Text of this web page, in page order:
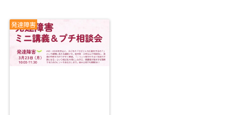
発達障害